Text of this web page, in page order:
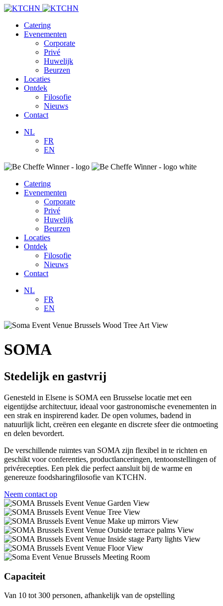
Catering
Evenementen
Corporate
Privé
Huwelijk
Beurzen
Locaties
Ontdek
Filosofie
Nieuws
Contact
NL
FR
EN
Catering
Evenementen
Corporate
Privé
Huwelijk
Beurzen
Locaties
Ontdek
Filosofie
Nieuws
Contact
NL
FR
EN
SOMA
Stedelijk en gastvrij
Genesteld in Elsene is SOMA een Brusselse locatie met een
eigentijdse architectuur, ideaal voor gastronomische evenementen in
een strak en inspirerend kader. De open volumes, badend in
natuurlijk licht, creëren een elegante en discrete sfeer die ontmoeting
en delen bevordert.
De verschillende ruimtes van SOMA zijn flexibel in te richten en
geschikt voor conferenties, productlanceringen, tentoonstellingen of
privérecepties. Een plek die perfect aansluit bij de warme en
genereuze foodsharingfilosofie van KTCHN.
Neem contact op
Capaciteit
Van 10 tot 300 personen, afhankelijk van de opstelling